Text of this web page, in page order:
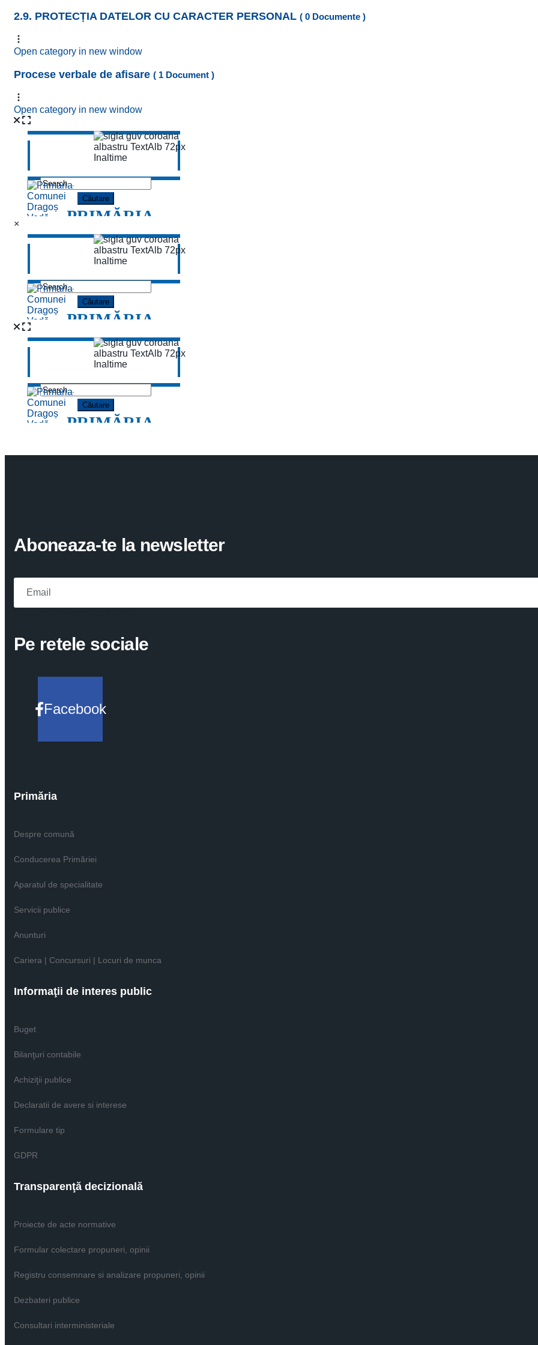
2.9. PROTECȚIA DATELOR CU CARACTER PERSONAL ( 0 Documente )
Open category in new window
Procese verbale de afisare ( 1 Document )
Open category in new window
×
Aboneaza-te la newsletter
Pe retele sociale
Facebook
Primăria
Despre comună
Conducerea Primăriei
Aparatul de specialitate
Servicii publice
Anunturi
Cariera | Concursuri | Locuri de munca
Informaţii de interes public
Buget
Bilanţuri contabile
Achiziţii publice
Declaratii de avere si interese
Formulare tip
GDPR
Transparenţă decizională
Proiecte de acte normative
Formular colectare propuneri, opinii
Registru consemnare si analizare propuneri, opinii
Dezbateri publice
Consultari interministeriale